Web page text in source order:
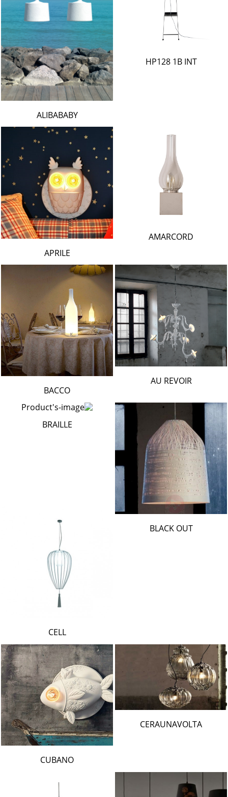
HP128 1B INT
ALIBABABY
AMARCORD
APRILE
AU REVOIR
BACCO
BLACK OUT
BRAILLE
CELL
CERAUNAVOLTA
CUBANO